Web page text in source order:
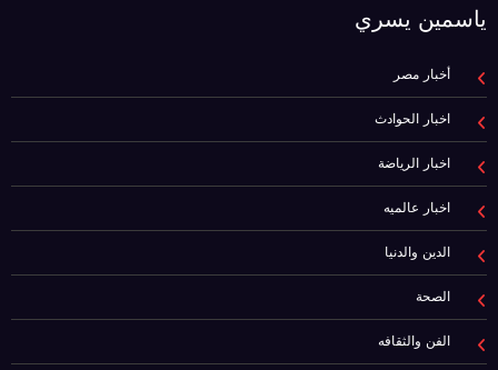
ياسمين يسري
أخبار مصر
اخبار الحوادث
اخبار الرياضة
اخبار عالميه
الدين والدنيا
الصحة
الفن والثقافه